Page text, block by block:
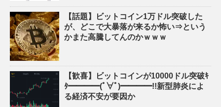
【話題】ビットコイン1万ドル突破した
が、どこで大暴落が来るか怖い⇒という
かまた高騰してんのかｗｗｗ
【歓喜】ビットコインが10000ドル突破ｷ
ﾀ━━━━(ﾟ∀ﾟ)━━━━!!新型肺炎によ
る経済不安が要因か